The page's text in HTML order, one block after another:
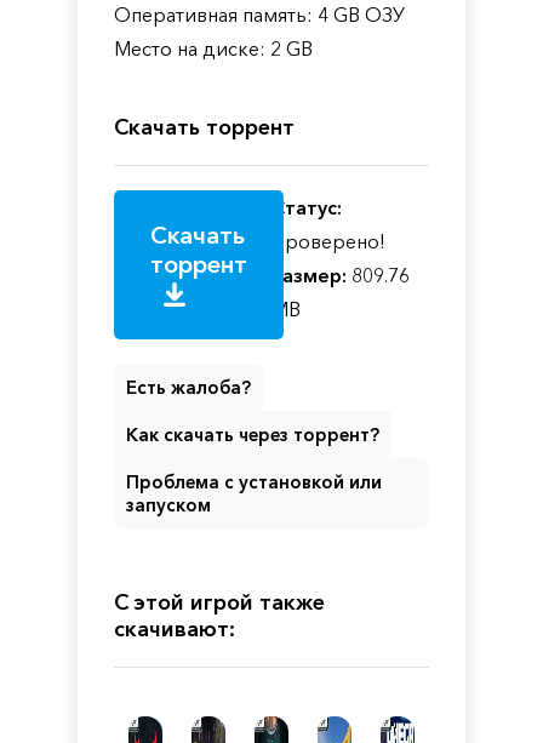
Оперативная память: 4 GB ОЗУ
Место на диске: 2 GB
Скачать торрент
Скачать
торрент
Статус:
Проверено!
Размер: 809.76
MB
Есть жалоба?
Как скачать через торрент?
Проблема с установкой или
запуском
С этой игрой также
скачивают: